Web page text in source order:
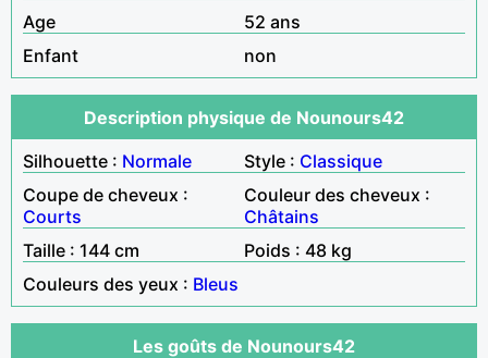
Age
52 ans
Enfant
non
Description physique de Nounours42
Silhouette : Normale Style : Classique
Coupe de cheveux :
Courts
Couleur des cheveux :
Châtains
Taille : 144 cm
Poids : 48 kg
Couleurs des yeux : Bleus
Les goûts de Nounours42